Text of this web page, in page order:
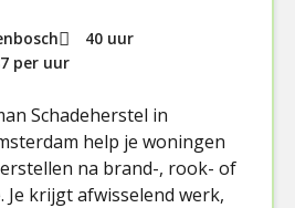
40 uur
per uur
Schadeherstel in
help je woningen
na brand-, rook- of
Je krijgt afwisselend werk,